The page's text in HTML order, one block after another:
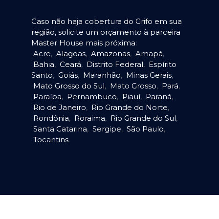
Caso não haja cobertura do Grifo em sua
região, solicite um orçamento à parceira
Master House mais próxima:
Acre, Alagoas, Amazonas, Amapá,
Bahia, Ceará, Distrito Federal, Espírito
Santo, Goiás, Maranhão, Minas Gerais,
Mato Grosso do Sul, Mato Grosso, Pará,
Paraíba, Pernambuco, Piauí, Paraná,
Rio de Janeiro, Rio Grande do Norte,
Rondônia, Roraima, Rio Grande do Sul,
Santa Catarina, Sergipe, São Paulo,
Tocantins.